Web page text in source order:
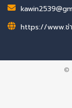
https://www.ช่
©